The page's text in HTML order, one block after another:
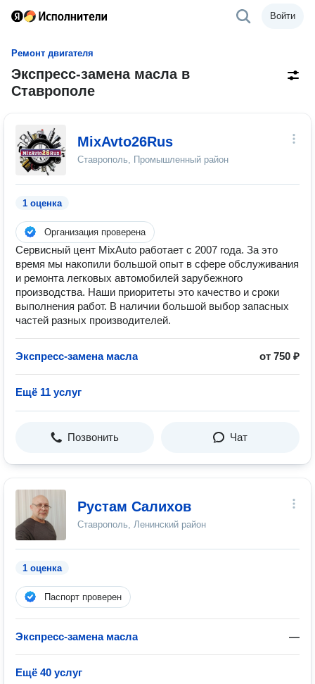
Войти
Ремонт двигателя
Экспресс-замена масла в
Ставрополе
MixAvto26Rus
Ставрополь, Промышленный район
1 оценка
Организация проверена
Сервисный цент MixAuto работает с 2007 года. За это
время мы накопили большой опыт в сфере обслуживания
и ремонта легковых автомобилей зарубежного
производства. Наши приоритеты это качество и сроки
выполнения работ. В наличии большой выбор запасных
частей разных производителей.
Экспресс-замена масла от 750 ₽
Ещё 11 услуг
Позвонить Чат
Рустам Салихов
Ставрополь, Ленинский район
1 оценка
Паспорт проверен
Экспресс-замена масла —
Ещё 40 услуг